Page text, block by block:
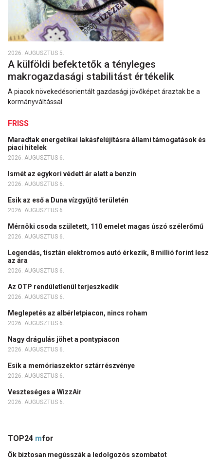
2026. AUGUSZTUS 5.
A külföldi befektetők a tényleges
makrogazdasági stabilitást értékelik
A piacok növekedésorientált gazdasági jövőképet áraztak be a
kormányváltással.
FRISS
Maradtak energetikai lakásfelújításra állami támogatások és
piaci hitelek
2026. AUGUSZTUS 6.
Ismét az egykori védett ár alatt a benzin
2026. AUGUSZTUS 6.
Esik az eső a Duna vízgyűjtő területén
2026. AUGUSZTUS 6.
Mérnöki csoda született, 110 emelet magas úszó szélerőmű
2026. AUGUSZTUS 6.
Legendás, tisztán elektromos autó érkezik, 8 millió forint lesz
az ára
2026. AUGUSZTUS 6.
Az OTP rendületlenül terjeszkedik
2026. AUGUSZTUS 6.
Meglepetés az albérletpiacon, nincs roham
2026. AUGUSZTUS 6.
Nagy drágulás jöhet a pontypiacon
2026. AUGUSZTUS 6.
Esik a memóriaszektor sztárrészvénye
2026. AUGUSZTUS 6.
Veszteséges a WizzAir
2026. AUGUSZTUS 6.
TOP24 mfor
Ők biztosan megússzák a ledolgozós szombatot